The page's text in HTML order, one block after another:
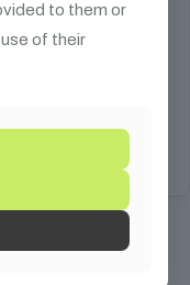
to them or
of their